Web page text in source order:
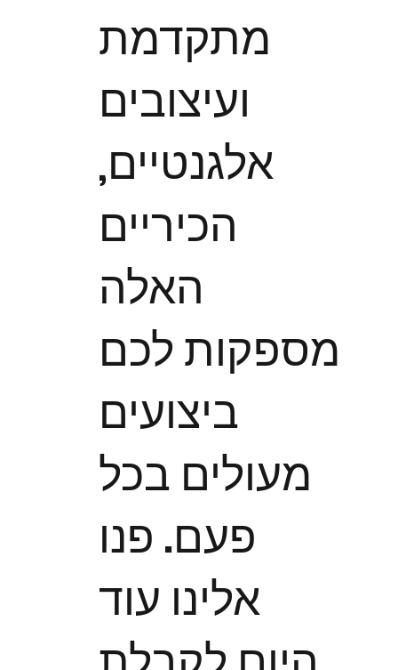
מתקדמת
ועיצובים
אלגנטיים,
הכיריים
האלה
מספקות לכם
ביצועים
מעולים בכל
פעם. פנו
אלינו עוד